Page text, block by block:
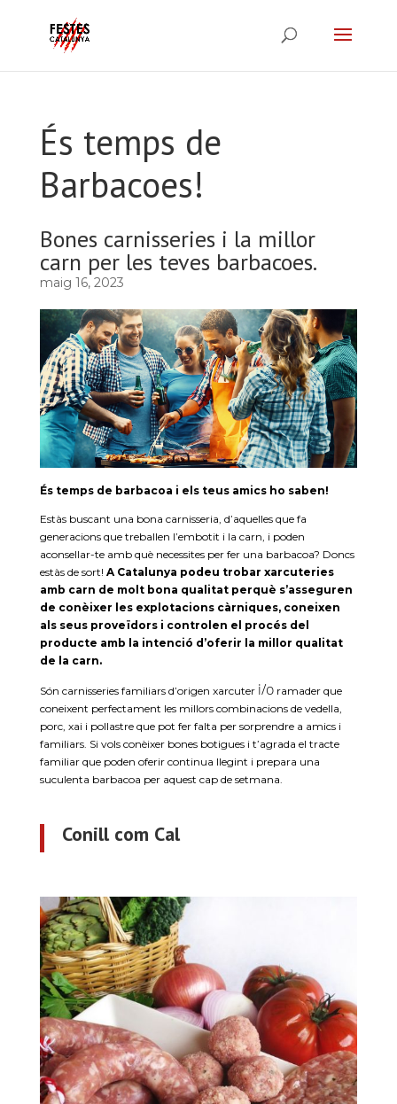
És temps de
Barbacoes!
Bones carnisseries i la millor
carn per les teves barbacoes.
maig 16, 2023
És temps de barbacoa i els teus amics ho saben!
Estàs buscant una bona carnisseria, d’aquelles que fa
generacions que treballen l’embotit i la carn, i poden
aconsellar-te amb què necessites per fer una barbacoa? Doncs
estàs de sort! A Catalunya podeu trobar xarcuteries
amb carn de molt bona qualitat perquè s’asseguren
de conèixer les explotacions càrniques, coneixen
als seus proveïdors i controlen el procés del
producte amb la intenció d’oferir la millor qualitat
de la carn.
Són carnisseries familiars d’origen xarcuter i/oramader que
coneixent perfectament les millors combinacions de vedella,
porc, xai i pollastre que pot fer falta per sorprendre a amics i
familiars. Si vols conèixer bones botigues i t’agrada el tracte
familiar que poden oferir continua llegint i prepara una
suculenta barbacoa per aquest cap de setmana.
Conill com Cal